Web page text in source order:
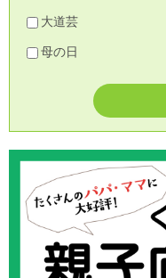
大道芸
母の日